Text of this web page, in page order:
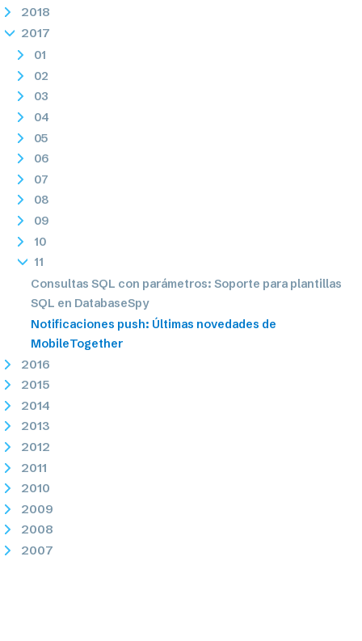
2018
2017
01
02
03
04
05
06
07
08
09
10
11
Consultas SQL con parámetros: Soporte para plantillas
SQL en DatabaseSpy
Notificaciones push: Últimas novedades de
MobileTogether
2016
2015
2014
2013
2012
2011
2010
2009
2008
2007